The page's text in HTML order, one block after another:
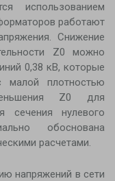
использованием
работают
Снижение
Z0 можно
0,38 кВ, которые
плотностью
Z0 для
сечения нулевого
обоснована
расчетами.
напряжений в сети